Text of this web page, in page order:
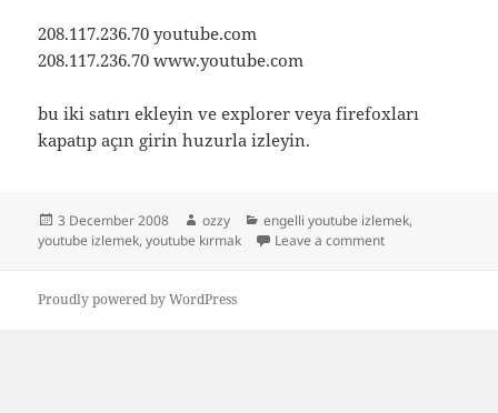
208.117.236.70 youtube.com
208.117.236.70 www.youtube.com
bu iki satırı ekleyin ve explorer veya firefoxları
kapatıp açın girin huzurla izleyin.
Posted
on
3 December 2008 Author
ozzy Categories
engelli youtube izlemek,
youtube izlemek,youtube kırmak Leave a commenton Youtube izle
Proudly powered by WordPress